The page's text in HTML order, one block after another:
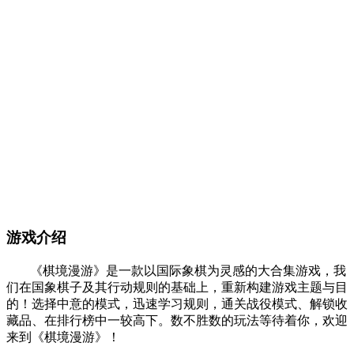
游戏介绍
《棋境漫游》是一款以国际象棋为灵感的大合集游戏，我
们在国象棋子及其行动规则的基础上，重新构建游戏主题与目
的！选择中意的模式，迅速学习规则，通关战役模式、解锁收
藏品、在排行榜中一较高下。数不胜数的玩法等待着你，欢迎
来到《棋境漫游》！